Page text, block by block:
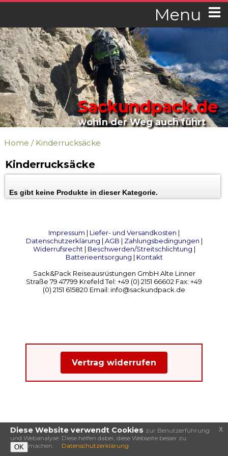
Menu
Sackundpack.de
wohin der Weg auch führt
Home / Kinderrucksäcke
Kinderrucksäcke
Es gibt keine Produkte in dieser Kategorie.
Impressum | Liefer- und Versandkosten |
Datenschutzerklärung | AGB | Zahlungsbedingungen |
Widerrufsrecht| Beschwerden/Streitschlichtung |
Batterieentsorgung | Kontakt
Sack&Pack Reiseausrüstungen GmbH Alte Linner
Straße 79 47799 Krefeld Tel: +49 (0) 2151 66602 Fax: +49
(0) 2151 615820 Email: info@sackundpack.de
Vertrag widerrufen
Diese Website verwendt Cookies zur Benutzerführung
und Webanalyse. Diese helfen dabei, diese Webseite besser zu
machen.
OK Datenschutzerklärung
x